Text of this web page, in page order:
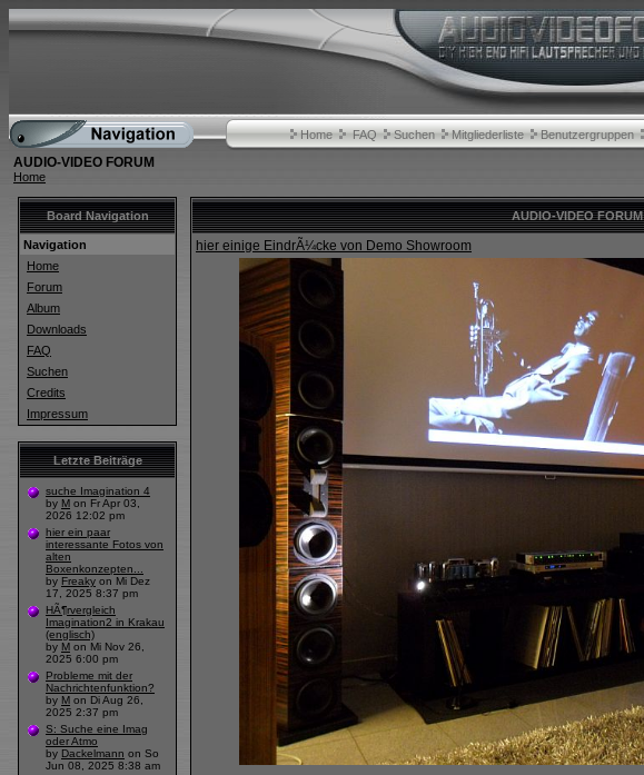
Home FAQ Suchen Mitgliederliste Benutzergruppen
AUDIO-VIDEO FORUM
Home
Board Navigation
Navigation
Home
Forum
Album
Downloads
FAQ
Suchen
Credits
Impressum
Letzte Beiträge
suche Imagination 4
by M on Fr Apr 03,
2026 12:02 pm
hier ein paar
interessante Fotos von
alten
Boxenkonzepten...
by Freaky on Mi Dez
17, 2025 8:37 pm
HÃ¶rvergleich
Imagination2 in Krakau
(englisch)
by M on Mi Nov 26,
2025 6:00 pm
Probleme mit der
Nachrichtenfunktion?
by M on Di Aug 26,
2025 2:37 pm
S: Suche eine Imag
oder Atmo
by Dackelmann on So
Jun 08, 2025 8:38 am
AUDIO-VIDEO FORUM
hier einige EindrÃ¼cke von Demo Showroom